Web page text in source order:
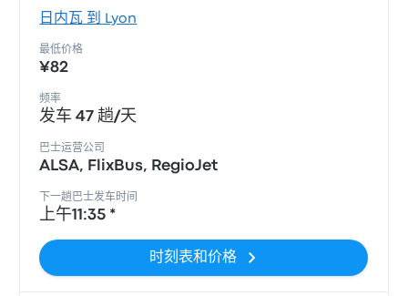
日内瓦 到 Lyon
最低价格
¥82
频率
发车 47 趟/天
巴士运营公司
ALSA, FlixBus, RegioJet
下一趟巴士发车时间
上午11:35 *
时刻表和价格